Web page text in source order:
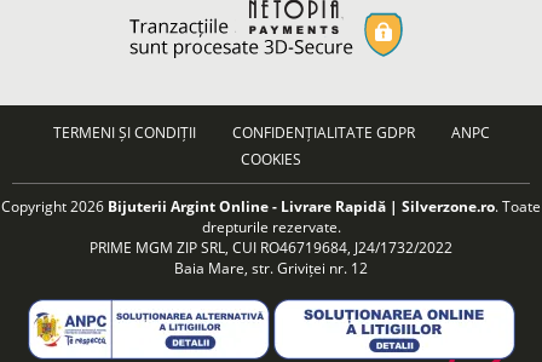
TERMENI ȘI CONDIȚII CONFIDENȚIALITATE GDPR
ANPC
COOKIES
Copyright 2026 Bijuterii Argint Online - Livrare Rapidă | Silverzone.ro. Toate
drepturile rezervate.
PRIME MGM ZIP SRL, CUI RO46719684, J24/1732/2022
Baia Mare, str. Griviței nr. 12